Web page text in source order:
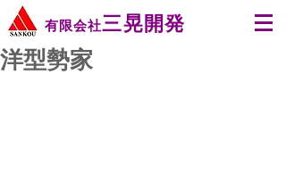
有限会社三晃開発
洋型勢家